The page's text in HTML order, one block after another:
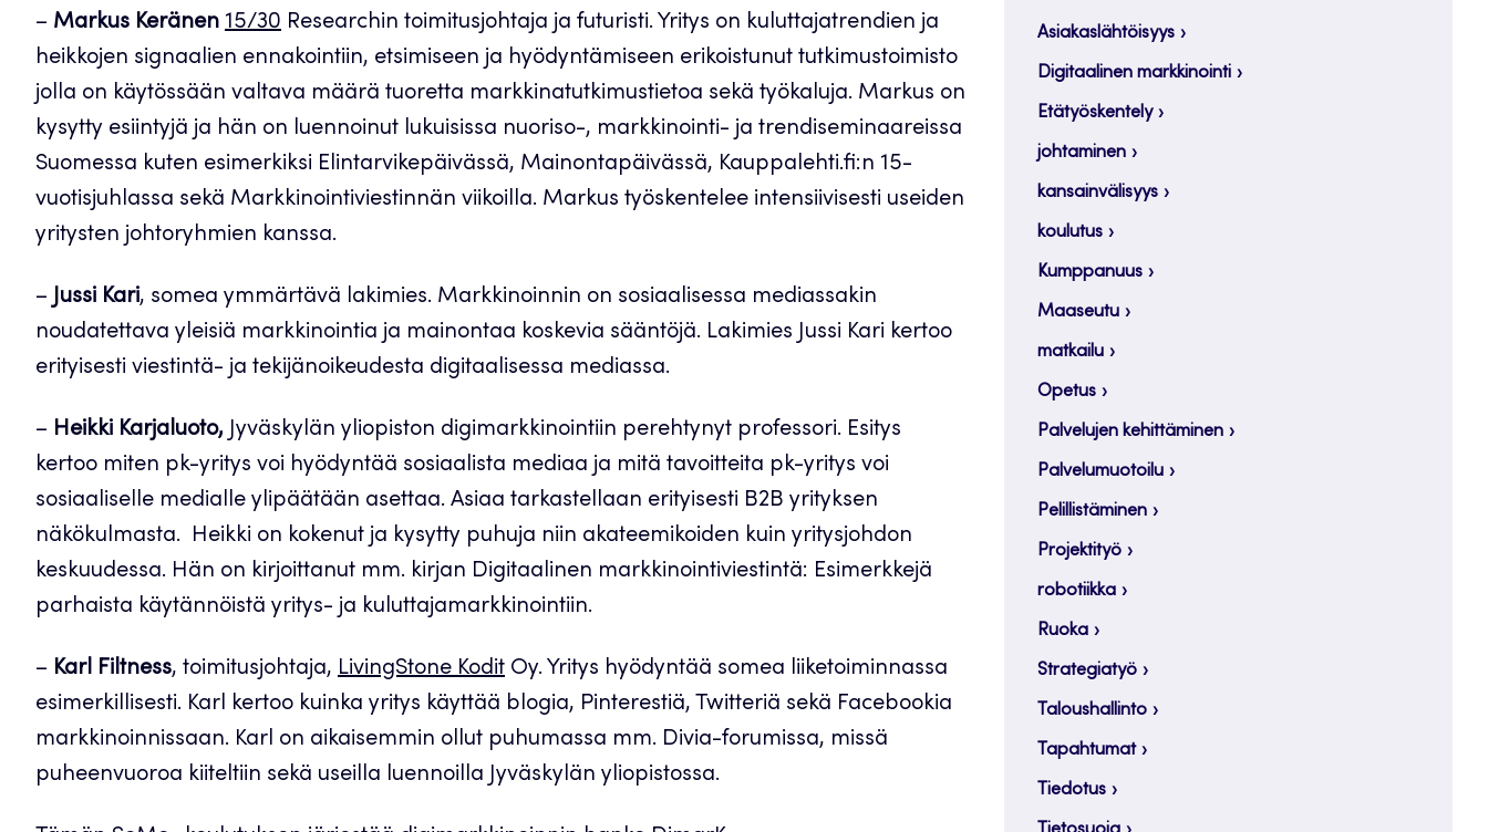
– Markus Keränen 15/30 Researchin toimitusjohtaja ja futuristi. Yritys on kuluttajatrendien ja
heikkojen signaalien ennakointiin, etsimiseen ja hyödyntämiseen erikoistunut tutkimustoimisto
jolla on käytössään valtava määrä tuoretta markkinatutkimustietoa sekä työkaluja. Markus on
kysytty esiintyjä ja hän on luennoinut lukuisissa nuoriso-, markkinointi- ja trendiseminaareissa
Suomessa kuten esimerkiksi Elintarvikepäivässä, Mainontapäivässä, Kauppalehti.fi:n 15-
vuotisjuhlassa sekä Markkinointiviestinnän viikoilla. Markus työskentelee intensiivisesti useiden
yritysten johtoryhmien kanssa.
– Jussi Kari, somea ymmärtävä lakimies. Markkinoinnin on sosiaalisessa mediassakin
noudatettava yleisiä markkinointia ja mainontaa koskevia sääntöjä. Lakimies Jussi Kari kertoo
erityisesti viestintä- ja tekijänoikeudesta digitaalisessa mediassa.
– Heikki Karjaluoto, Jyväskylän yliopiston digimarkkinointiin perehtynyt professori. Esitys
kertoo miten pk-yritys voi hyödyntää sosiaalista mediaa ja mitä tavoitteita pk-yritys voi
sosiaaliselle medialle ylipäätään asettaa. Asiaa tarkastellaan erityisesti B2B yrityksen
näkökulmasta. Heikki on kokenut ja kysytty puhuja niin akateemikoiden kuin yritysjohdon
keskuudessa. Hän on kirjoittanut mm. kirjan Digitaalinen markkinointiviestintä: Esimerkkejä
parhaista käytännöistä yritys- ja kuluttajamarkkinointiin.
– Karl Filtness, toimitusjohtaja, LivingStone Kodit Oy. Yritys hyödyntää somea liiketoiminnassa
esimerkillisesti. Karl kertoo kuinka yritys käyttää blogia, Pinterestiä, Twitteriä sekä Facebookia
markkinoinnissaan. Karl on aikaisemmin ollut puhumassa mm. Divia-forumissa, missä
puheenvuoroa kiiteltiin sekä useilla luennoilla Jyväskylän yliopistossa.
Asiakaslähtöisyys
Digitaalinen markkinointi
Etätyöskentely
johtaminen
kansainvälisyys
koulutus
Kumppanuus
Maaseutu
matkailu
Opetus
Palvelujen kehittäminen
Palvelumuotoilu
Pelillistäminen
Projektityö
robotiikka
Ruoka
Strategiatyö
Taloushallinto
Tapahtumat
Tiedotus